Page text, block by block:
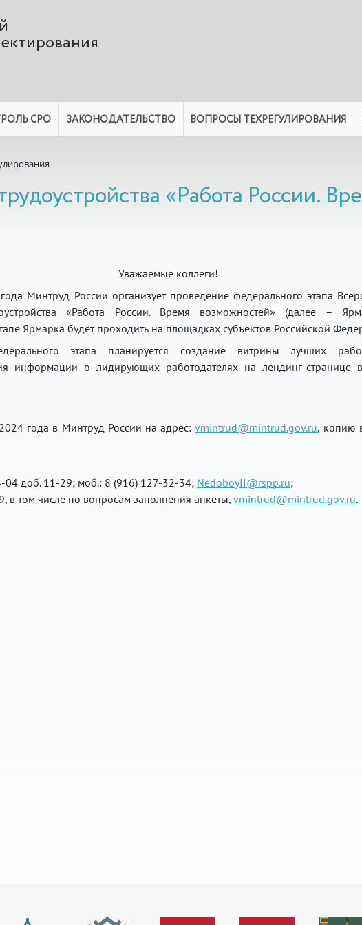
СРО ЗАКОНОДАТЕЛЬСТВО ВОПРОСЫ ТЕХРЕГУЛИРОВАНИЯ
«Работа России.
Уважаемые коллеги!
Минтруд России организует проведение федерального этапа
«Работа России. Время возможностей» (далее –
Ярмарка будет проходить на площадках субъектов Российской
этапа планируется создание витрины лучших
информации о лидирующих работодателях на лендинг-странице в
года в Минтруд России на адрес:vmintrud@mintrud.gov.ru, копию
доб. 11-29; моб.: 8 (916) 127-32-34; NedoboyII@rspp.ru;
в том числе по вопросам заполнения анкеты, vmintrud@mintrud.gov.ru.